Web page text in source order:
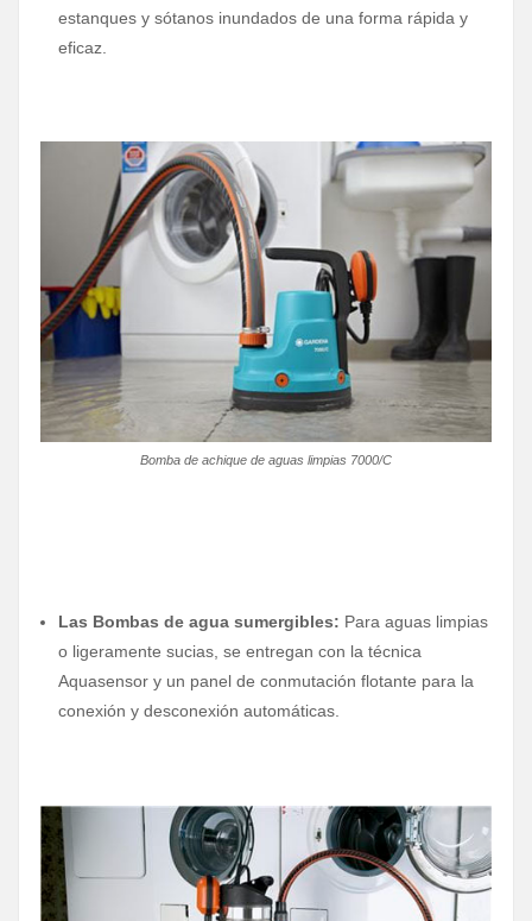
estanques y sótanos inundados de una forma rápida y
eficaz.
Bomba de achique de aguas limpias 7000/C
Las Bombas de agua sumergibles: Para aguas limpias
o ligeramente sucias, se entregan con la técnica
Aquasensor y un panel de conmutación flotante para la
conexión y desconexión automáticas.